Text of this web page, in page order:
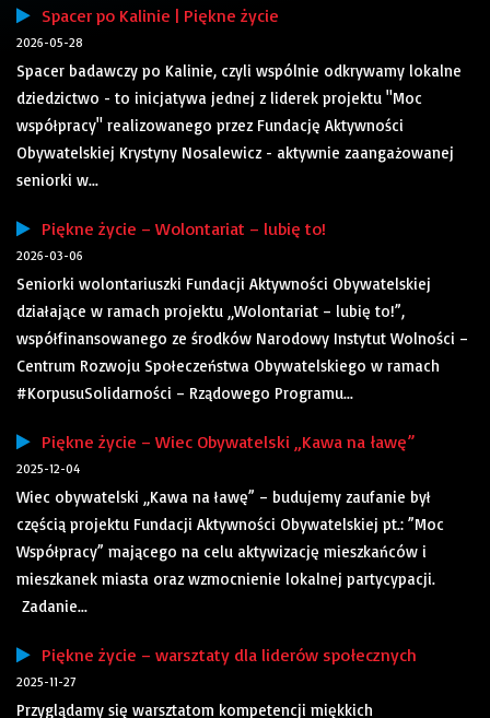
Spacer po Kalinie | Piękne życie
2026-05-28
Spacer badawczy po Kalinie, czyli wspólnie odkrywamy lokalne
dziedzictwo - to inicjatywa jednej z liderek projektu "Moc
współpracy" realizowanego przez Fundację Aktywności
Obywatelskiej Krystyny Nosalewicz - aktywnie zaangażowanej
seniorki w...
Piękne życie – Wolontariat – lubię to!
2026-03-06
Seniorki wolontariuszki Fundacji Aktywności Obywatelskiej
działające w ramach projektu „Wolontariat – lubię to!”,
współfinansowanego ze środków Narodowy Instytut Wolności –
Centrum Rozwoju Społeczeństwa Obywatelskiego w ramach
#KorpusuSolidarności – Rządowego Programu...
Piękne życie – Wiec Obywatelski „Kawa na ławę”
2025-12-04
Wiec obywatelski „Kawa na ławę” – budujemy zaufanie był
częścią projektu Fundacji Aktywności Obywatelskiej pt.: ”Moc
Współpracy” mającego na celu aktywizację mieszkańców i
mieszkanek miasta oraz wzmocnienie lokalnej partycypacji.
Zadanie...
Piękne życie – warsztaty dla liderów społecznych
2025-11-27
Przyglądamy się warsztatom kompetencji miękkich